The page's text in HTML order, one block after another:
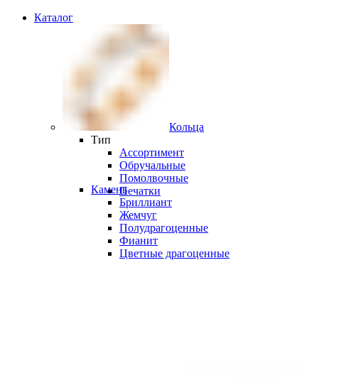
Каталог
Кольца
Тип
Ассортимент
Обручальные
Помолвочные
Печатки
Камень
Бриллиант
Жемчуг
Полудрагоценные
Фианит
Цветные драгоценные